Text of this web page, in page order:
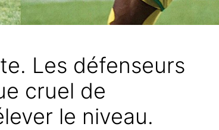
Les défenseurs
cruel de
le niveau.